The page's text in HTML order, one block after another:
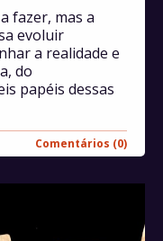
Comentários (0)
fazer, mas a
evoluir
a realidade e
do
papéis dessas